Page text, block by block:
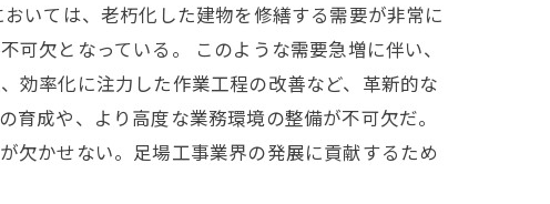
いては、老朽化した建物を修繕する需要が非常に
欠となっている。 このような需要急増に伴い、
効率化に注力した作業工程の改善など、革新的な
成や、より高度な業務環境の整備が不可欠だ。
欠かせない。足場工事業界の発展に貢献するため